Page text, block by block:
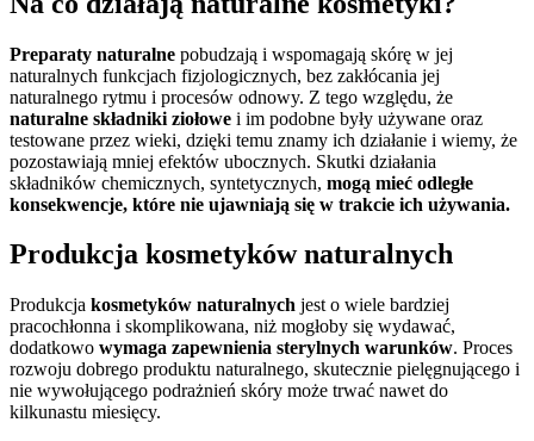
Preparaty naturalne pobudzają i wspomagają skórę w jej
naturalnych funkcjach fizjologicznych, bez zakłócania jej
naturalnego rytmu i procesów odnowy. Z tego względu, że
naturalne składniki ziołowe i im podobne były używane oraz
testowane przez wieki, dzięki temu znamy ich działanie i wiemy, że
pozostawiają mniej efektów ubocznych. Skutki działania
składników chemicznych, syntetycznych, mogą mieć odległe
konsekwencje, które nie ujawniają się w trakcie ich używania.
Produkcja kosmetyków naturalnych
Produkcja kosmetyków naturalnych jest o wiele bardziej
pracochłonna i skomplikowana, niż mogłoby się wydawać,
dodatkowo wymaga zapewnienia sterylnych warunków. Proces
rozwoju dobrego produktu naturalnego, skutecznie pielęgnującego i
nie wywołującego podrażnień skóry może trwać nawet do
kilkunastu miesięcy.